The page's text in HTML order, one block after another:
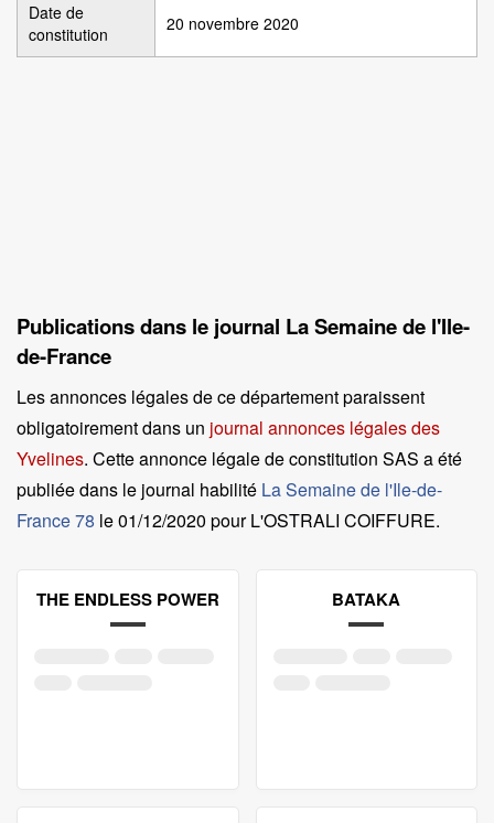
Date de
constitution
20 novembre 2020
Publications dans le journal La Semaine de l'Ile-
de-France
Les annonces légales de ce département paraissent
obligatoirement dans un journal annonces légales des
Yvelines. Cette annonce légale de constitution SAS a été
publiée dans le journal habilité La Semaine de l'Ile-de-
France 78 le01/12/2020 pour L'OSTRALI COIFFURE.
THE ENDLESS POWER BATAKA